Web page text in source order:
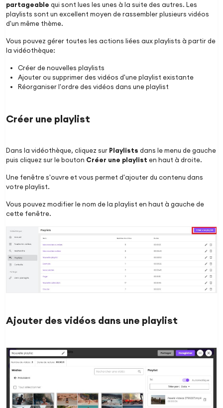
partageable qui sont lues les unes à la suite des autres. Les
playlists sont un excellent moyen de rassembler plusieurs vidéos
d'un même thème.
Vous pouvez gérer toutes les actions liées aux playlists à partir de
la vidéothèque:
Créer de nouvelles playlists
Ajouter ou supprimer des vidéos d'une playlist existante
Réorganiser l'ordre des vidéos dans une playlist
Créer une playlist
Dans la vidéothèque, cliquez sur Playlists dans le menu de gauche
puis cliquez sur le bouton Créer une playlist en haut à droite.
Une fenêtre s'ouvre et vous permet d'ajouter du contenu dans
votre playlist.
Vous pouvez modifier le nom de la playlist en haut à gauche de
cette fenêtre.
Ajouter des vidéos dans une playlist